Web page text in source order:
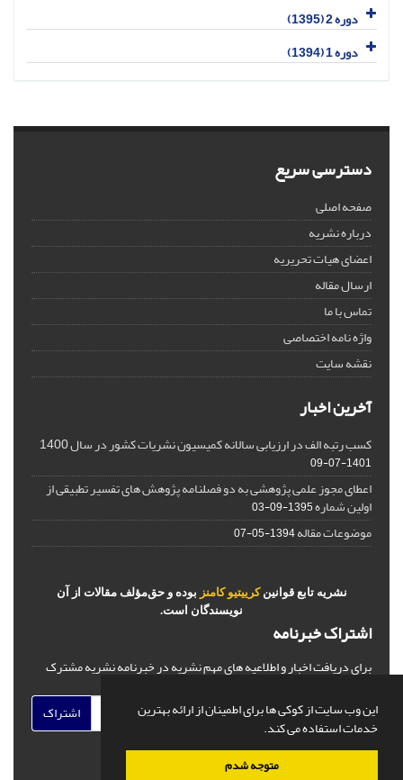
این وب سایت از کوکی ها برای اطمینان از ارائه بهترین
خدمات استفاده می کند.
متوجه شدم
دوره 2 (1395)
دوره 1 (1394)
دسترسی سریع
صفحه اصلی
درباره نشریه
اعضای هیات تحریریه
ارسال مقاله
تماس با ما
واژه نامه اختصاصی
نقشه سایت
آخرین اخبار
کسب رتبه الف در ارزیابی سالانه کمیسیون نشریات کشور در سال 1400
1401-07-09
اعطای مجوز علمی پژوهشی به دو فصلنامه پژوهش های تفسیر تطبیقی از
اولین شماره1395-09-03
موضوعات مقاله1394-05-07
نشریه تابع قوانین کرییتیو کامنز بوده و حق‌مؤلف مقالات از آن
نویسندگان است.
اشتراک خبرنامه
برای دریافت اخبار و اطلاعیه های مهم نشریه در خبرنامه نشریه مشترک
اشتراک